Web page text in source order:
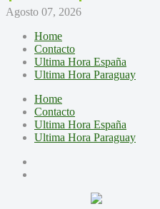
Agosto 07, 2026
Home
Contacto
Ultima Hora España
Ultima Hora Paraguay
Home
Contacto
Ultima Hora España
Ultima Hora Paraguay